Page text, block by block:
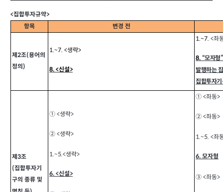
<집합투자규약>
항목
변경 전
제2조(용어의
정의)
1.~7. <생략>
8. <신설>
1.~7. <좌
8. “모자형
발행하는
집합투자
제3조
(집합투자기
구의 종류 및
① <생략>
② <생략>
1.~5.<생략>
6. <신설>
① <좌동>
② <좌동>
1.~5. <좌
6. 모자형
③ <좌동>